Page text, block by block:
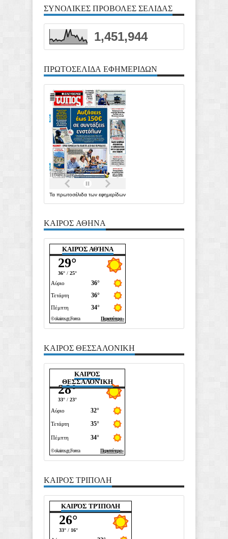
ΣΥΝΟΛΙΚΕΣ ΠΡΟΒΟΛΕΣ ΣΕΛΙΔΑΣ
1,451,944
ΠΡΩΤΟΣΕΛΙΔΑ ΕΦΗΜΕΡΙΔΩΝ
Τα πρωτοσέλιδα των εφημερίδων
ΚΑΙΡΟΣ ΑΘΗΝΑ
ΚΑΙΡΌΣ ΑΘΉΝΑ
ΚΑΙΡΟΣ ΘΕΣΣΑΛΟΝΙΚΗ
ΚΑΙΡΌΣ
ΘΕΣΣΑΛΟΝΊΚΗ
ΚΑΙΡΟΣ ΤΡΙΠΟΛΗ
ΚΑΙΡΌΣ ΤΡΊΠΟΛΗ